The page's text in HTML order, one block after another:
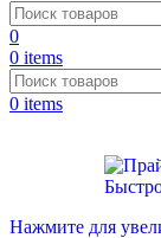
0
0 items
0 items
Нажмите для